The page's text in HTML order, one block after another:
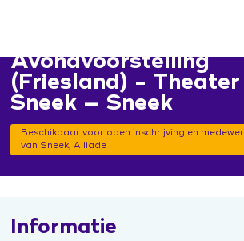
Home
Het programma
Bekwaam is inzetbaar
In gesprek
Contact
Avondvoorstelling
(Friesland) - Theater
Sneek — Sneek
Beschikbaar voor open inschrijving en
van Sneek, Alliade
Informatie